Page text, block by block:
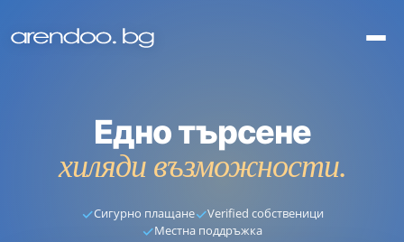
Едно търсене
хиляди възможности.
✓Сигурно плащане✓Verified собственици
✓Местна поддръжка